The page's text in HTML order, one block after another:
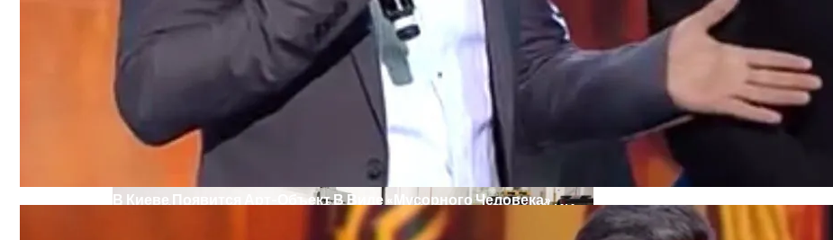
Военные Рельсы Спасут Британскую Экономику?
Индия Не Будет Спрашивать Разрешения На Запуск Моделей ИИ
В Киеве Появится Арт-Объект В Виде «Мусорного Человека»